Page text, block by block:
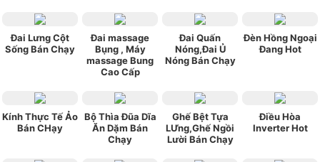
Đai Lưng Cột
Sống Bán Chạy
Đai massage
Bụng , Máy
massage Bung
Cao Cấp
Đai Quấn
Nóng,Đai Ủ
Nóng Bán Chạy
Đèn Hồng Ngoại
Đang Hot
Kính Thực Tế Ảo
Bán CHạy
Bộ Thìa Đũa Dĩa
Ăn Dặm Bán
Chạy
Ghế Bệt Tựa
LƯng,Ghế Ngồi
Lười Bán Chạy
Điều Hòa
Inverter Hot